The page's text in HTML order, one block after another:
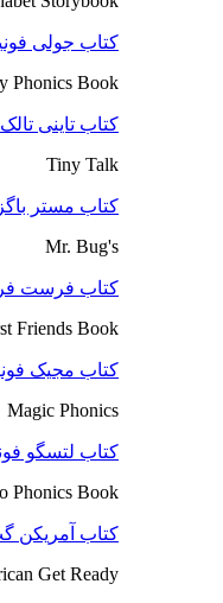
کتاب جولی
Phonics Book
کتاب تاینی تالک
Tiny Talk
کتاب مستر باگز
Mr. Bug's
کتاب فرست
Friends Book
کتاب مجیک
Magic Phonics
کتاب لتسگو
Phonics Book
کتاب آمریکن
Get Ready